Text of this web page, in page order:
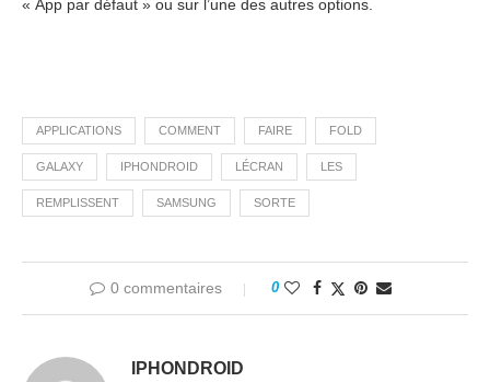
« App par défaut » ou sur l’une des autres options.
APPLICATIONS COMMENT FAIRE FOLD
GALAXY IPHONDROID LÉCRAN LES
REMPLISSENT SAMSUNG SORTE
0 commentaires 0
IPHONDROID